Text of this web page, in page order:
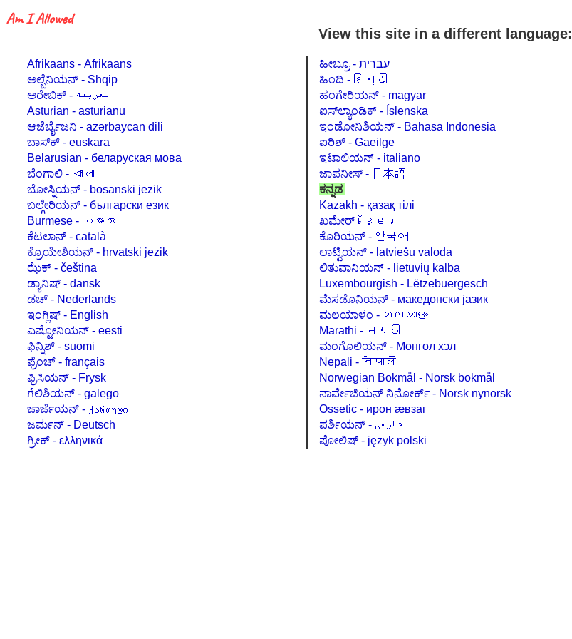
View this site in a different language:
Afrikaans - Afrikaans
ಅಲ್ಬೆನಿಯನ್ - Shqip
Asturian - asturianu
ಆಜೆರ್ಬೈಜನಿ - azərbaycan dili
ಬಾಸ್ಕ್‍ - euskara
Belarusian - беларуская мова
ಬೆಂಗಾಲಿ - বাংলা
ಬೋಸ್ನಿಯನ್ - bosanski jezik
ಬಲ್ಗೇರಿಯನ್ - български език
Burmese - ဗမာစာ
ಕೆಟಲಾನ್ - català
ಕ್ರೊಯೇಶಿಯನ್ - hrvatski jezik
ಝೆಕ್ - čeština
ಡ್ಯಾನಿಷ್ - dansk
ಡಚ್ - Nederlands
ಇಂಗ್ಲಿಷ್ - English
ಎಷ್ಟೋನಿಯನ್ - eesti
ಫಿನ್ನಿಶ್ - suomi
ಫ್ರೆಂಚ್ - français
ಫ್ರಿಸಿಯನ್ - Frysk
ಗೆಲಿಶಿಯನ್ - galego
ಜಾರ್ಜೆಯನ್ - ქართული
ಜರ್ಮನ್ - Deutsch
ಗ್ರೀಕ್ - ελληνικά
ಹಿಂದಿ - हिन्दी
ಹಂಗೇರಿಯನ್ - magyar
ಐಸ್‌ಲ್ಯಾಂಡಿಕ್ - Íslenska
ಇಂಡೋನಿಶಿಯನ್ - Bahasa Indonesia
ಐರಿಶ್ - Gaeilge
ಇಟಾಲಿಯನ್ - italiano
ಜಾಪನೀಸ್ - 日本語
ಕನ್ನಡ
Kazakh - қазақ тілі
ಖಮೇರ್ - ខ្មែរ
ಕೊರಿಯನ್ - 한국어
ಲಾಟ್ವಿಯನ್ - latviešu valoda
ಲಿತುವಾನಿಯನ್ - lietuvių kalba
Luxembourgish - Lëtzebuergesch
ಮೆಸಡೊನಿಯನ್ - македонски јазик
ಮಲಯಾಳಂ - മലയാളം
Marathi - मराठी
ಮಂಗೊಲಿಯನ್ - Монгол хэл
Nepali - नेपाली
Norwegian Bokmål - Norsk bokmål
ನಾರ್ವೇಜಿಯನ್ ನಿನೋರ್ಕ್ - Norsk nynorsk
Ossetic - ирон æвзаг
ಪೋಲಿಷ್ - język polski